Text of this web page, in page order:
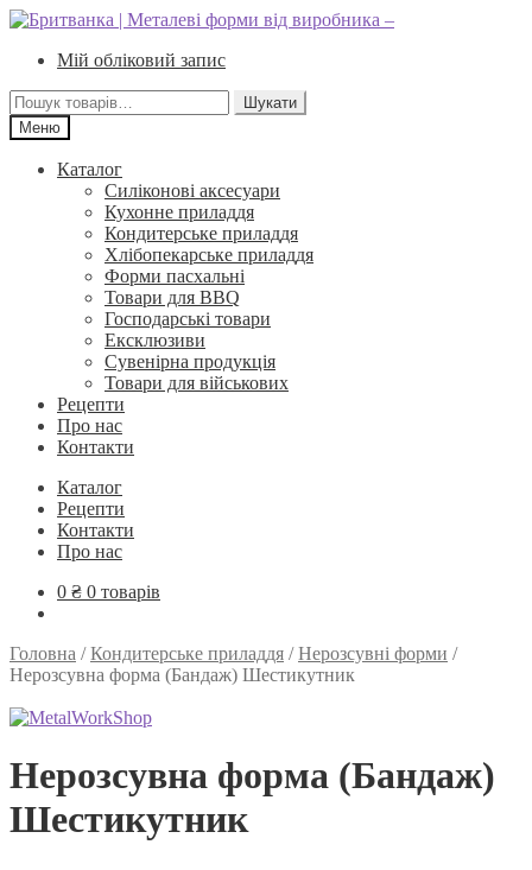
Перейти
навігації
Перейти
вмістуМій обліковий запис
Шукати:
Шукати
Меню
Каталог
Силіконові аксесуари
Кухонне приладдя
Кондитерське приладдя
Хлібопекарське приладдя
Форми пасхальні
Товари для BBQ
Господарські товари
Ексклюзиви
Сувенірна продукція
Товари для військових
Рецепти
Про нас
Контакти
Каталог
Рецепти
Контакти
Про нас
0 ₴ 0 товарів
Головна /Кондитерське приладдя /Нерозсувні форми /
Нерозсувна форма (Бандаж) Шестикутник
Нерозсувна форма (Бандаж)
Шестикутник